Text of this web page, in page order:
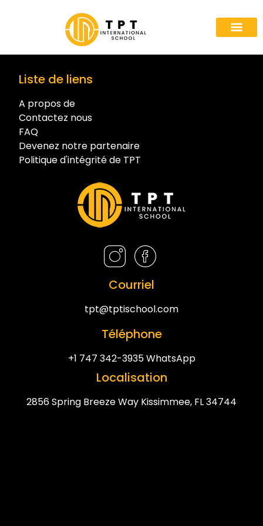
Liste de liens
A propos de
Contactez nous
FAQ
Devenez notre partenaire
Politique d'intégrité de TPT
Courriel
tpt@tptischool.com
Téléphone
+1 747 342-3935 WhatsApp
Localisation
2856 Spring Breeze Way Kissimmee, FL 34744